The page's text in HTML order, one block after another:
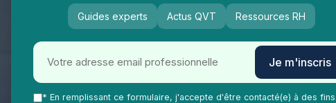
Guides experts Actus QVT Ressources RH
Je m'inscris
* En remplissant ce formulaire, j'accepte d'être contacté(e) à des fins